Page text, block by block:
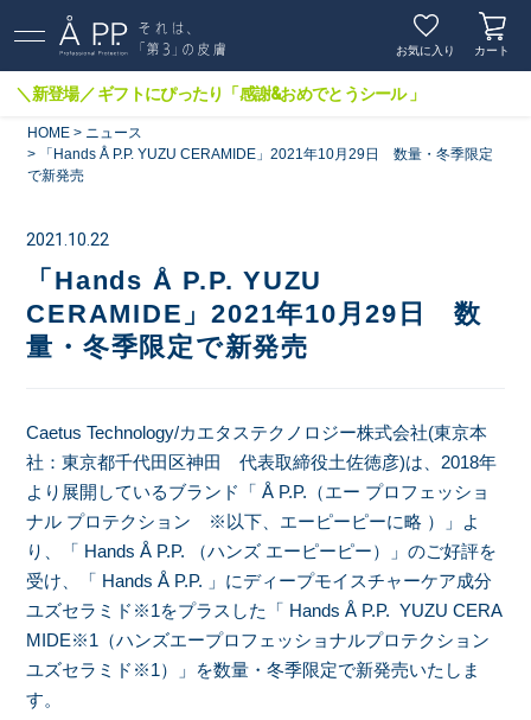
お気に入り カート
＼新登場／ ギフトにぴったり「感謝&おめでとうシール 」
HOME
ニュース
「Hands Å P.P. YUZU CERAMIDE」2021年10月29日 数量・冬季限定
で新発売
2021.10.22
「Hands Å P.P. YUZU
CERAMIDE」2021年10月29日 数
量・冬季限定で新発売
Caetus Technology/カエタステクノロジー株式会社(東京本
社：東京都千代田区神田 代表取締役土佐徳彦)は、2018年
より展開しているブランド「 Å P.P.（エー プロフェッショ
ナル プロテクション ※以下、エーピーピーに略 ）」よ
り、「 Hands Å P.P. （ハンズ エーピーピー）」のご好評を
受け、「 Hands Å P.P. 」にディープモイスチャーケア成分
ユズセラミド※1をプラスした「 Hands Å P.P. YUZU CERA
MIDE※1（ハンズエープロフェッショナルプロテクション
ユズセラミド※1）」を数量・冬季限定で新発売いたしま
す。